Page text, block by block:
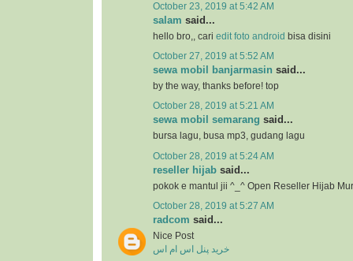
October 23, 2019 at 5:42 AM
salam said...
hello bro,, cari edit foto android bisa disini
October 27, 2019 at 5:52 AM
sewa mobil banjarmasin said...
by the way, thanks before! top
October 28, 2019 at 5:21 AM
sewa mobil semarang said...
bursa lagu, busa mp3, gudang lagu
October 28, 2019 at 5:24 AM
reseller hijab said...
pokok e mantul jii ^_^ Open Reseller Hijab
October 28, 2019 at 5:27 AM
radcom said...
Nice Post
خرید پنل اس ام اس